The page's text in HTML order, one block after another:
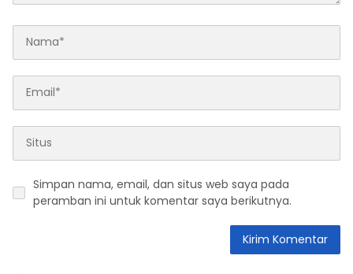
Simpan nama, email, dan situs web saya pada
peramban ini untuk komentar saya berikutnya.